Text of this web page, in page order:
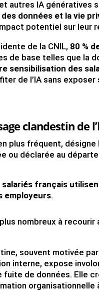
autres IA génératives
données et la vie
potentiel sur leur
de la CNIL, 80 %
de base telles que la
sensibilisation des
de l’IA sans
clandestin de
plus fréquent,
ou déclarée au
salariés français
employeurs.
nombreux à recourir
souvent motivée
interne, expose
de données. Elle
organisationnelle